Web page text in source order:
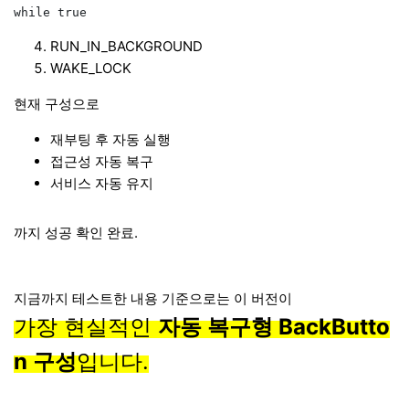
RUN_IN_BACKGROUND
WAKE_LOCK
현재 구성으로
재부팅 후 자동 실행
접근성 자동 복구
서비스 자동 유지
까지 성공 확인 완료.
지금까지 테스트한 내용 기준으로는 이 버전이
가장 현실적인자동 복구형 BackButto
n 구성입니다.